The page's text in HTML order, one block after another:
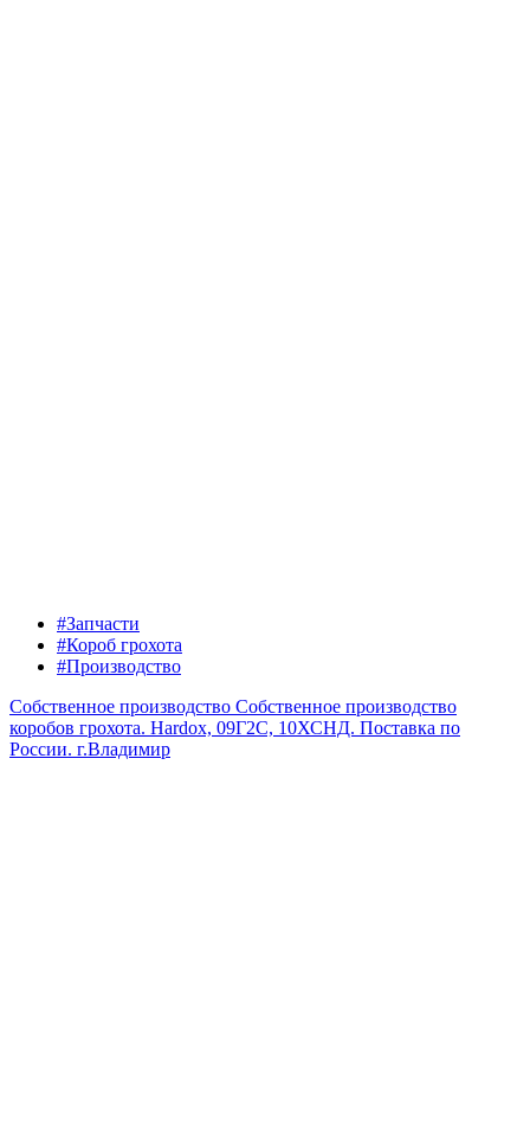
#Запчасти
#Короб грохота
#Производство
Собственное производство Собственное производство
коробов грохота. Hardox, 09Г2С, 10ХСНД. Поставка по
России. г.Владимир